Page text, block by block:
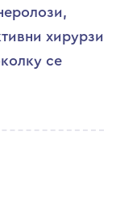
хирурзи
се